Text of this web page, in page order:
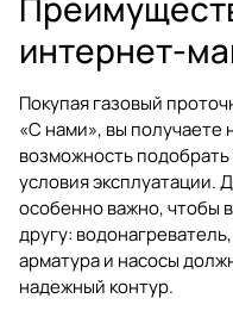
интернет-
Покупая газовый
«С нами», вы получаете
возможность
условия эксплуатации.
особенно важно, чтобы
другу:
арматура и насосы
надежный контур.